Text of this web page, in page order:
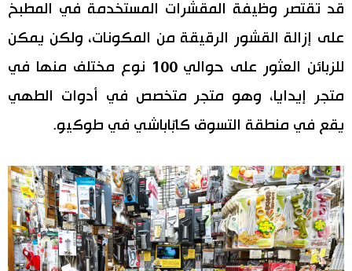
لايف ستايل
إعلان
قد تقتصر وظيفة المقشرات المستخدمة في المطبخ
على إزالة القشور الرقيقة من المكونات، ولكن يمكن
للزبائن العثور على حوالي 100 نوع مختلف منها في
متجر إيدايا، وهو متجر متخصص في أدوات الطهي
يقع في منطقة التسوق كابّاباشي في طوكيو.